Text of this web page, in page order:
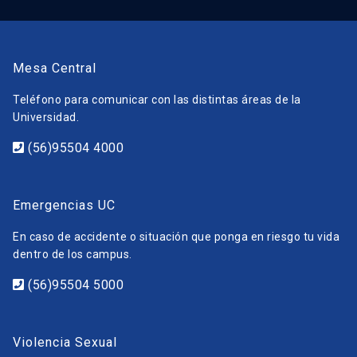
Mesa Central
Teléfono para comunicar con las distintas áreas de la
Universidad.
(56)95504 4000
Emergencias UC
En caso de accidente o situación que ponga en riesgo tu vida
dentro de los campus.
(56)95504 5000
Violencia Sexual